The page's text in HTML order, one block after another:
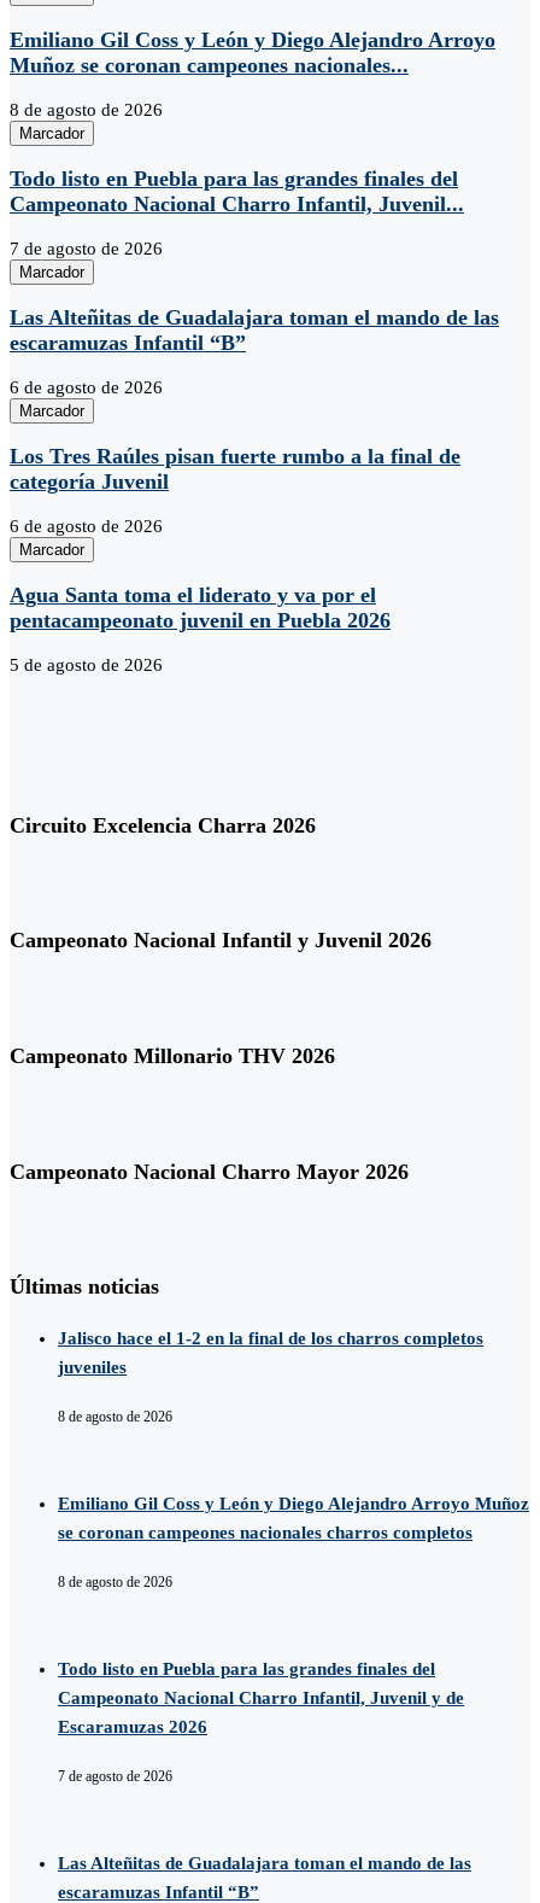
Emiliano Gil Coss y León y Diego Alejandro Arroyo
Muñoz se coronan campeones nacionales...
8 de agosto de 2026
Marcador
Todo listo en Puebla para las grandes finales del
Campeonato Nacional Charro Infantil, Juvenil...
7 de agosto de 2026
Marcador
Las Alteñitas de Guadalajara toman el mando de las
escaramuzas Infantil “B”
6 de agosto de 2026
Marcador
Los Tres Raúles pisan fuerte rumbo a la final de
categoría Juvenil
6 de agosto de 2026
Marcador
Agua Santa toma el liderato y va por el
pentacampeonato juvenil en Puebla 2026
5 de agosto de 2026
Circuito Excelencia Charra 2026
Campeonato Nacional Infantil y Juvenil 2026
Campeonato Millonario THV 2026
Campeonato Nacional Charro Mayor 2026
Últimas noticias
Jalisco hace el 1-2 en la final de los charros completos
juveniles
8 de agosto de 2026
Emiliano Gil Coss y León y Diego Alejandro Arroyo Muñoz
se coronan campeones nacionales charros completos
8 de agosto de 2026
Todo listo en Puebla para las grandes finales del
Campeonato Nacional Charro Infantil, Juvenil y de
Escaramuzas 2026
7 de agosto de 2026
Las Alteñitas de Guadalajara toman el mando de las
escaramuzas Infantil “B”